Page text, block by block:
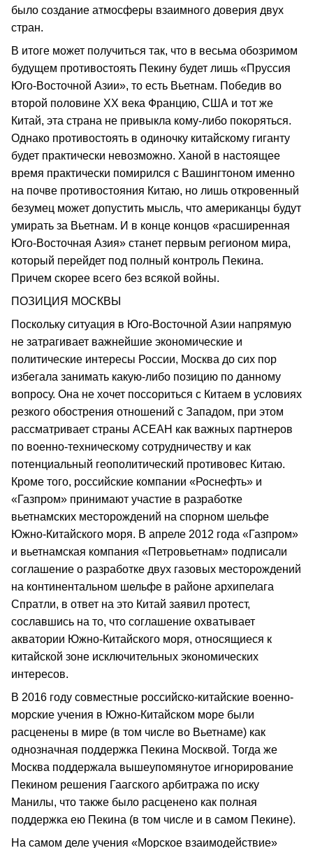
было создание атмосферы взаимного доверия двух
стран.
В итоге может получиться так, что в весьма обозримом
будущем противостоять Пекину будет лишь «Пруссия
Юго-Восточной Азии», то есть Вьетнам. Победив во
второй половине ХХ века Францию, США и тот же
Китай, эта страна не привыкла кому-либо покоряться.
Однако противостоять в одиночку китайскому гиганту
будет практически невозможно. Ханой в настоящее
время практически помирился с Вашингтоном именно
на почве противостояния Китаю, но лишь откровенный
безумец может допустить мысль, что американцы будут
умирать за Вьетнам. И в конце концов «расширенная
Юго-Восточная Азия» станет первым регионом мира,
который перейдет под полный контроль Пекина.
Причем скорее всего без всякой войны.
ПОЗИЦИЯ МОСКВЫ
Поскольку ситуация в Юго-Восточной Азии напрямую
не затрагивает важнейшие экономические и
политические интересы России, Москва до сих пор
избегала занимать какую-либо позицию по данному
вопросу. Она не хочет поссориться с Китаем в условиях
резкого обострения отношений с Западом, при этом
рассматривает страны АСЕАН как важных партнеров
по военно-техническому сотрудничеству и как
потенциальный геополитический противовес Китаю.
Кроме того, российские компании «Роснефть» и
«Газпром» принимают участие в разработке
вьетнамских месторождений на спорном шельфе
Южно-Китайского моря. В апреле 2012 года «Газпром»
и вьетнамская компания «Петровьетнам» подписали
соглашение о разработке двух газовых месторождений
на континентальном шельфе в районе архипелага
Спратли, в ответ на это Китай заявил протест,
сославшись на то, что соглашение охватывает
акватории Южно-Китайского моря, относящиеся к
китайской зоне исключительных экономических
интересов.
В 2016 году совместные российско-китайские военно-
морские учения в Южно-Китайском море были
расценены в мире (в том числе во Вьетнаме) как
однозначная поддержка Пекина Москвой. Тогда же
Москва поддержала вышеупомянутое игнорирование
Пекином решения Гаагского арбитража по иску
Манилы, что также было расценено как полная
поддержка ею Пекина (в том числе и в самом Пекине).
На самом деле учения «Морское взаимодействие»